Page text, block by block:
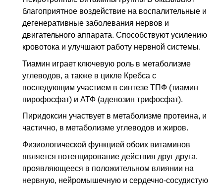
благоприятное воздействие на воспалительные и
дегенеративные заболевания нервов и
двигательного аппарата. Способствуют усилению
кровотока и улучшают работу нервной системы.
Тиамин играет ключевую роль в метаболизме
углеводов, а также в цикле Кребса с
последующим участием в синтезе ТПФ (тиамин
пирофосфат) и АТФ (аденозин трифосфат).
Пиридоксин участвует в метаболизме протеина, и
частично, в метаболизме углеводов и жиров.
Физиологической функцией обоих витаминов
является потенцирование действия друг друга,
проявляющееся в положительном влиянии на
нервную, нейромышечную и сердечно-сосудистую